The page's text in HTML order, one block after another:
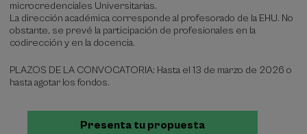
microcredenciales Universitarias.
La dirección académica corresponde al profesorado de la EHU. No
obstante, se prevé la participación de profesionales en la
codirección y en la docencia.
PLAZOS DE LA CONVOCATORIA: Hasta el 13 de marzo de 2026 o
hasta agotar los fondos.
Presenta tu propuesta